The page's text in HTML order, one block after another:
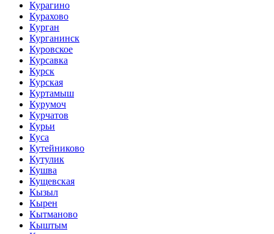
Курагино
Курахово
Курган
Курганинск
Куровское
Курсавка
Курск
Курская
Куртамыш
Курумоч
Курчатов
Курьи
Куса
Кутейниково
Кутулик
Кушва
Кущевская
Кызыл
Кырен
Кытманово
Кыштым